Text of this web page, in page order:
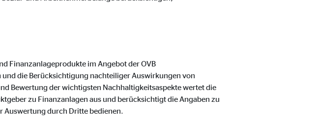
Finanzanlageprodukte im Angebot der OVB
die Berücksichtigung nachteiliger Auswirkungen von
Bewertung der wichtigsten Nachhaltigkeitsaspekte wertet die
zu Finanzanlagen aus und berücksichtigt die Angaben zu
Auswertung durch Dritte bedienen.